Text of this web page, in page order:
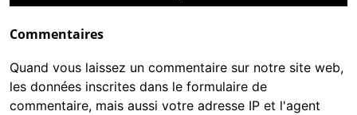
Commentaires
Quand vous laissez un commentaire sur notre site web,
les données inscrites dans le formulaire de
commentaire, mais aussi votre adresse IP et l'agent